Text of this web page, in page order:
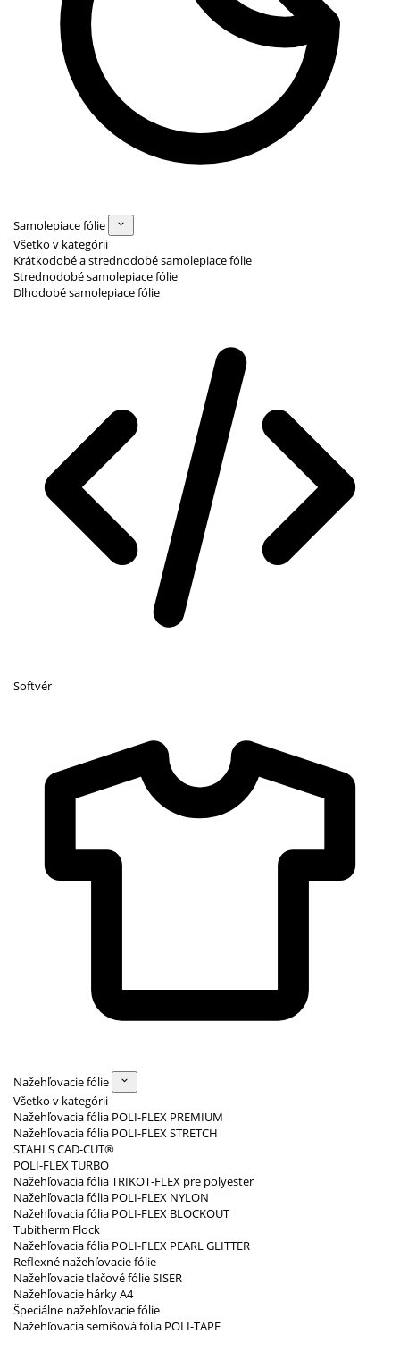
Samolepiace fólie
Všetko v kategórii
Krátkodobé a strednodobé samolepiace fólie
Strednodobé samolepiace fólie
Dlhodobé samolepiace fólie
Softvér
Nažehľovacie fólie
Všetko v kategórii
Nažehľovacia fólia POLI-FLEX PREMIUM
Nažehľovacia fólia POLI-FLEX STRETCH
STAHLS CAD-CUT®
POLI-FLEX TURBO
Nažehľovacia fólia TRIKOT-FLEX pre polyester
Nažehľovacia fólia POLI-FLEX NYLON
Nažehľovacia fólia POLI-FLEX BLOCKOUT
Tubitherm Flock
Nažehľovacia fólia POLI-FLEX PEARL GLITTER
Reflexné nažehľovacie fólie
Nažehľovacie tlačové fólie SISER
Nažehľovacie hárky A4
Špeciálne nažehľovacie fólie
Nažehľovacia semišová fólia POLI-TAPE